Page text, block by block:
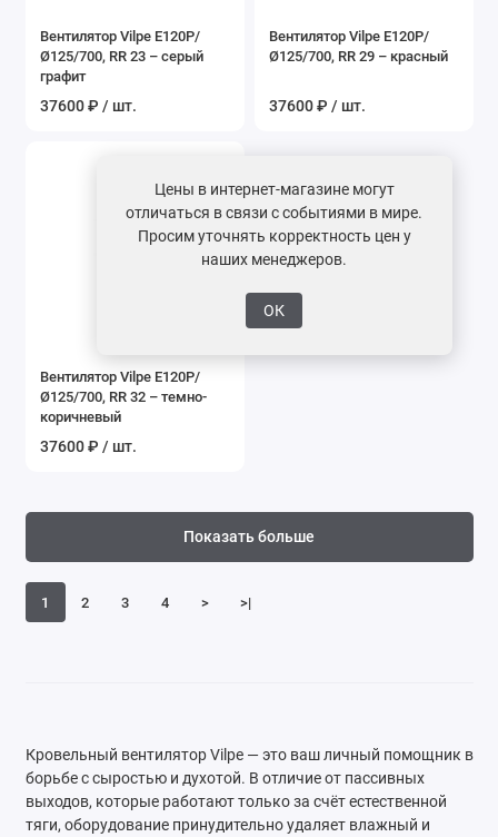
Вентилятор Vilpe E120P/
Ø125/700, RR 23 – серый
графит
37600 ₽ / шт.
Вентилятор Vilpe E120P/
Ø125/700, RR 29 – красный
37600 ₽ / шт.
Вентилятор Vilpe E120P/
Ø125/700, RR 32 – темно-
коричневый
37600 ₽ / шт.
1 2 3 4 > >|
Показать больше
Кровельный вентилятор Vilpe — это ваш личный помощник в
борьбе с сыростью и духотой. В отличие от пассивных
выходов, которые работают только за счёт естественной
тяги, оборудование принудительно удаляет влажный и
Цены в интернет-магазине могут
отличаться в связи с событиями в мире.
Просим уточнять корректность цен у
наших менеджеров.
ОК